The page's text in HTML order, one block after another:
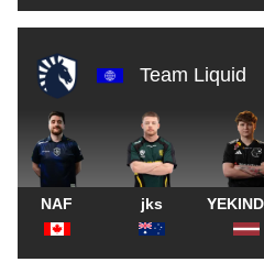
Team Liquid
NAF jks